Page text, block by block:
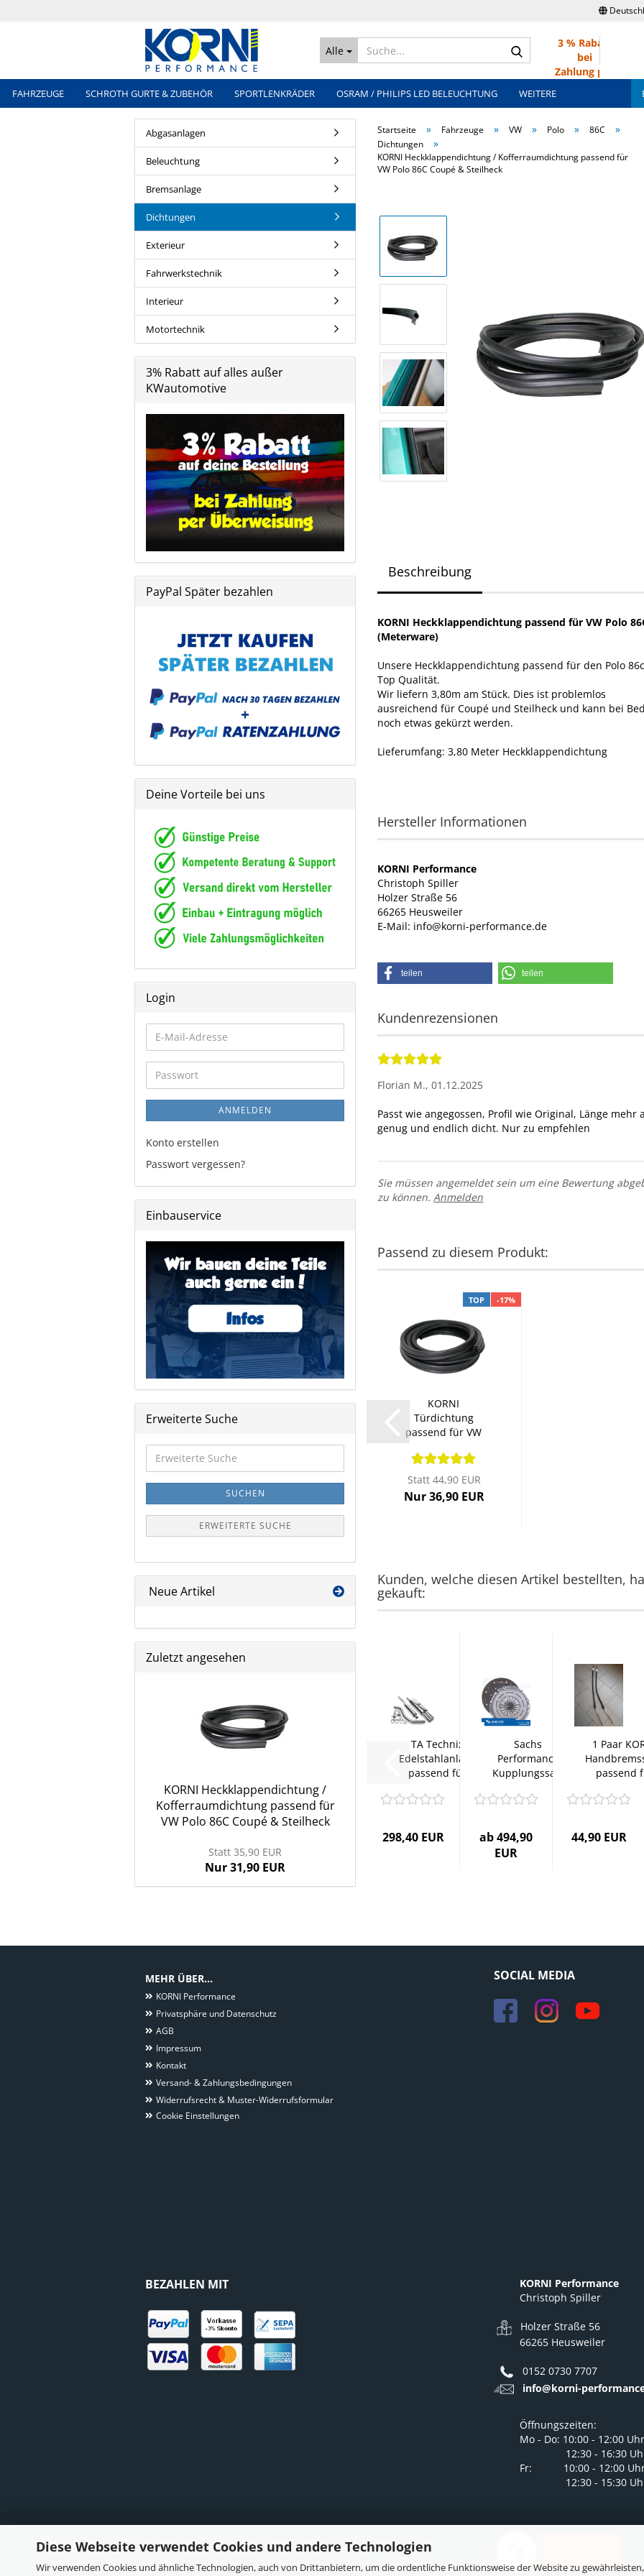
Diese Webseite verwendet Cookies und andere Technologien
Wir verwenden Cookies und ähnliche Technologien, auch von Drittanbietern, um die ordentliche Funktionsweise der Website zu
Alle
Suche...3 % Rabatt
bei
Zahlung per
FAHRZEUGE SCHROTH GURTE & ZUBEHÖR SPORTLENKRÄDER OSRAM / PHILIPS LED BELEUCHTUNG WEITERE
Startseite » Fahrzeuge » VW » Polo » 86C »
Dichtungen »
KORNI Heckklappendichtung / Kofferraumdichtung passend für
VW Polo 86C Coupé & Steilheck
Beschreibung
KORNI Heckklappendichtung passend für VW Polo
(Meterware)
Unsere Heckklappendichtung passend für den Polo
Top Qualität.
Wir liefern 3,80m am Stück. Dies ist problemlos
ausreichend für Coupé und Steilheck und kann bei
noch etwas gekürzt werden.
Lieferumfang: 3,80 Meter Heckklappendichtung
Hersteller Informationen
KORNI Performance
Christoph Spiller
Holzer Straße 56
66265 Heusweiler
E-Mail: info@korni-performance.de
teilen teilen
Kundenrezensionen
Florian M.,01.12.2025
Passt wie angegossen, Profil wie Original, Länge mehr
Sie müssen angemeldet sein um eine Bewertung
zu können.Anmelden
Passend zu diesem Produkt:
TOP -17%
KORNI
Türdichtung
passend für VW
Statt 44,90 EUR
Nur 36,90 EUR
Kunden, welche diesen Artikel bestellten,
gekauft:
TA Technix
Edelstahlanlage
passend für
298,40 EUR
Sachs
Performance
Kupplungssatz
ab 494,90
EUR
1 Paar
passend
44,90 EUR
Abgasanlagen
Beleuchtung
Bremsanlage
Dichtungen
Exterieur
Fahrwerkstechnik
Interieur
Motortechnik
3% Rabatt auf alles außer
KWautomotive
PayPal Später bezahlen
Deine Vorteile bei uns
Login
E-
Mail-
Adresse
Passwort
ANMELDEN
Konto erstellen
Passwort vergessen?
Einbauservice
Erweiterte Suche
Suche
SUCHEN
ERWEITERTE SUCHE
Neue Artikel
Zuletzt angesehen
KORNI Heckklappendichtung /
Kofferraumdichtung passend für
VW Polo 86C Coupé & Steilheck
Statt 35,90 EUR
Nur 31,90 EUR
MEHR ÜBER...
KORNI Performance
Privatsphäre und Datenschutz
AGB
Impressum
Kontakt
Versand- & Zahlungsbedingungen
Widerrufsrecht & Muster-Widerrufsformular
Cookie Einstellungen
SOCIAL MEDIA
BEZAHLEN MIT
KORNI Performance
Christoph Spiller
Holzer Straße 56
66265 Heusweiler
0152 0730 7707
info@korni-
Öffnungszeiten:
Mo - Do: 10:00 - 12:00 Uhr
12:30 - 16:30
Fr: 10:00 - 12:00
12:30 - 15:30